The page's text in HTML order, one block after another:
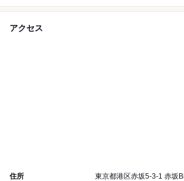
アクセス
住所
東京都港区赤坂5-3-1 赤坂